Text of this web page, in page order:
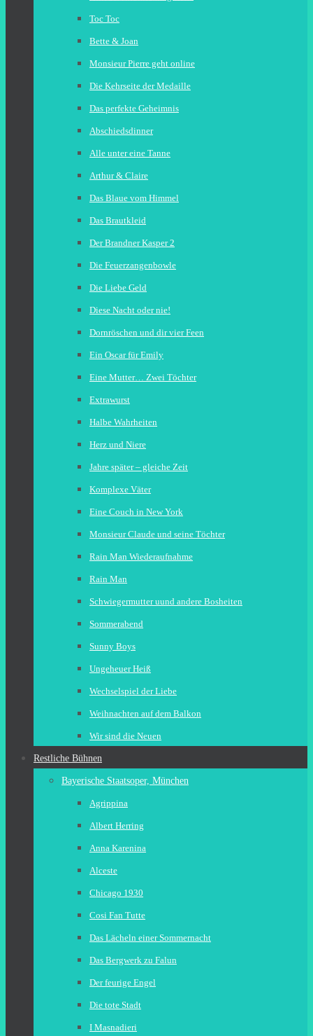
Toc Toc
Bette & Joan
Monsieur Pierre geht online
Die Kehrseite der Medaille
Das perfekte Geheimnis
Abschiedsdinner
Alle unter eine Tanne
Arthur & Claire
Das Blaue vom Himmel
Das Brautkleid
Der Brandner Kasper 2
Die Feuerzangenbowle
Die Liebe Geld
Diese Nacht oder nie!
Dornröschen und dir vier Feen
Ein Oscar für Emily
Eine Mutter… Zwei Töchter
Extrawurst
Halbe Wahrheiten
Herz und Niere
Jahre später – gleiche Zeit
Komplexe Väter
Eine Couch in New York
Monsieur Claude und seine Töchter
Rain Man Wiederaufnahme
Rain Man
Schwiegermutter uund andere Bosheiten
Sommerabend
Sunny Boys
Ungeheuer Heiß
Wechselspiel der Liebe
Weihnachten auf dem Balkon
Wir sind die Neuen
Restliche Bühnen
Bayerische Staatsoper, München
Agrippina
Albert Herring
Anna Karenina
Alceste
Chicago 1930
Cosi Fan Tutte
Das Lächeln einer Sommernacht
Das Bergwerk zu Falun
Der feurige Engel
Die tote Stadt
I Masnadieri